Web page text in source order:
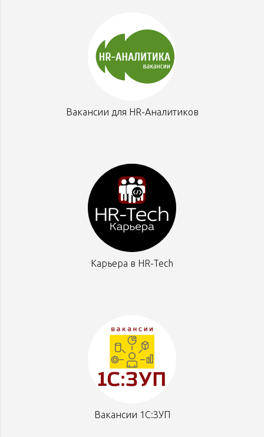
Вакансии для HR-Аналитиков
Карьера в HR-Tech
Вакансии 1С:ЗУП